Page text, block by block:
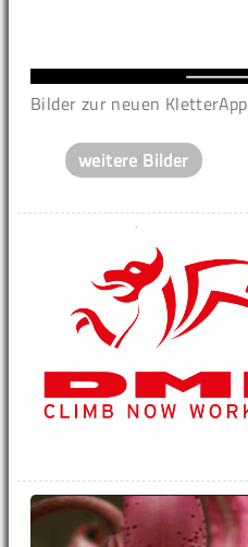
Bilder zur neuen KletterApp
weitere Bilder